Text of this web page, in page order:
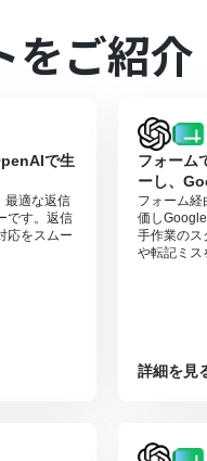
す。フリープランの場合
イアル中には制限対象の
す。（APIが使用されたとき
ご紹介
で生
最適な返信
です。返信
応をスムー
フォーム
ーし、
フォーム
価し
手作業のス
や転記ミス
詳細を見